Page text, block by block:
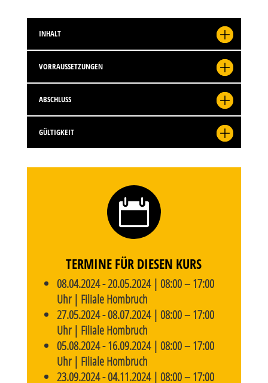
INHALT
VORRAUSSETZUNGEN
ABSCHLUSS
GÜLTIGKEIT

TERMINE FÜR DIESEN KURS
08.04.2024 - 20.05.2024 | 08:00 – 17:00
Uhr | Filiale Hombruch
27.05.2024 - 08.07.2024 | 08:00 – 17:00
Uhr | Filiale Hombruch
05.08.2024 - 16.09.2024 | 08:00 – 17:00
Uhr | Filiale Hombruch
23.09.2024 - 04.11.2024 | 08:00 – 17:00